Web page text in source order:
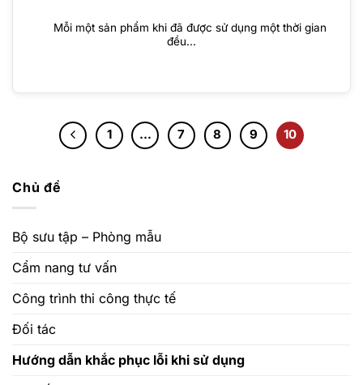
Mỗi một sản phẩm khi đã được sử dụng một thời gian
đều...
1 … 7 8 9 10
Chủ đề
Bộ sưu tập – Phòng mẫu
Cẩm nang tư vấn
Công trình thi công thực tế
Đối tác
Hướng dẫn khắc phục lỗi khi sử dụng